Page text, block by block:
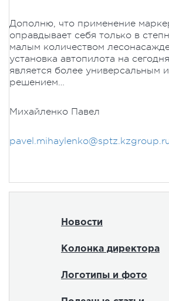
Дополню, что применение
оправдывает себя только в
малым количеством
установка автопилота на
является более универсальным
решением…
Михайленко Павел
Новости
Колонка директора
Логотипы и фото